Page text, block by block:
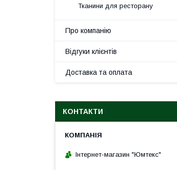
Тканини для ресторану
Про компанію
Відгуки клієнтів
Доставка та оплата
КОНТАКТИ
Інтернет-магазин "Юмтекс"